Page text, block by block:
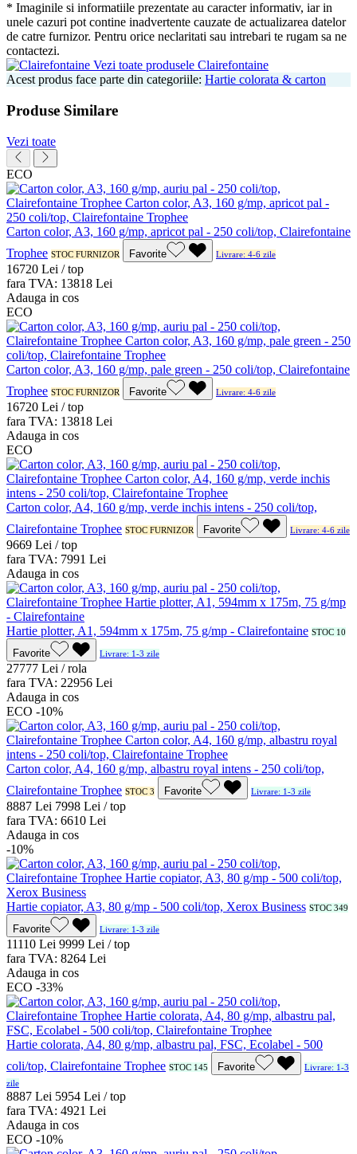
* Imaginile si informatiile prezentate au caracter informativ, iar in
unele cazuri pot contine inadvertente cauzate de actualizarea datelor
de catre furnizor. Pentru orice neclaritati sau intrebari te rugam sa ne
contactezi.
Vezi toate produsele Clairefontaine
Acest produs face parte din categoriile: Hartie colorata & carton
Produse Similare
Vezi toate
ECO
Carton color, A3, 160 g/mp, apricot pal - 250 coli/top, Clairefontaine
Trophee STOC FURNIZOR Favorite Livrare: 4-6 zile
16720 Lei / top
fara TVA: 13818 Lei
Adauga in cos
ECO
Carton color, A3, 160 g/mp, pale green - 250 coli/top, Clairefontaine
Trophee STOC FURNIZOR Favorite Livrare: 4-6 zile
16720 Lei / top
fara TVA: 13818 Lei
Adauga in cos
ECO
Carton color, A4, 160 g/mp, verde inchis intens - 250 coli/top,
Clairefontaine Trophee STOC FURNIZOR Favorite Livrare: 4-6 zile
9669 Lei / top
fara TVA: 7991 Lei
Adauga in cos
Hartie plotter, A1, 594mm x 175m, 75 g/mp - Clairefontaine STOC 10
Favorite Livrare: 1-3 zile
27777 Lei / rola
fara TVA: 22956 Lei
Adauga in cos
ECO -10%
Carton color, A4, 160 g/mp, albastru royal intens - 250 coli/top,
Clairefontaine Trophee STOC 3 Favorite Livrare: 1-3 zile
8887 Lei 7998 Lei / top
fara TVA: 6610 Lei
Adauga in cos
-10%
Hartie copiator, A3, 80 g/mp - 500 coli/top, Xerox Business STOC 349
Favorite Livrare: 1-3 zile
11110 Lei 9999 Lei / top
fara TVA: 8264 Lei
Adauga in cos
ECO -33%
Hartie colorata, A4, 80 g/mp, albastru pal, FSC, Ecolabel - 500
coli/top, Clairefontaine Trophee STOC 145 Favorite
Livrare: 1-3
zile
8887 Lei 5954 Lei / top
fara TVA: 4921 Lei
Adauga in cos
ECO -10%